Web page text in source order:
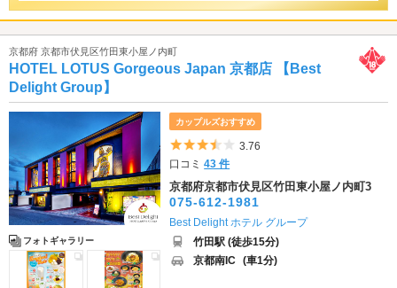
京都府 京都市伏見区竹田東小屋ノ内町
HOTEL LOTUS Gorgeous Japan 京都店 【Best
Delight Group】
フォトギャラリー
カップルズおすすめ
5つ星のうち3.5
3.76
口コミ43 件
京都府京都市伏見区竹田東小屋ノ内町3
075-612-1981
Best Delight ホテル グループ
竹田駅 (徒歩15分)
京都南IC (車1分)